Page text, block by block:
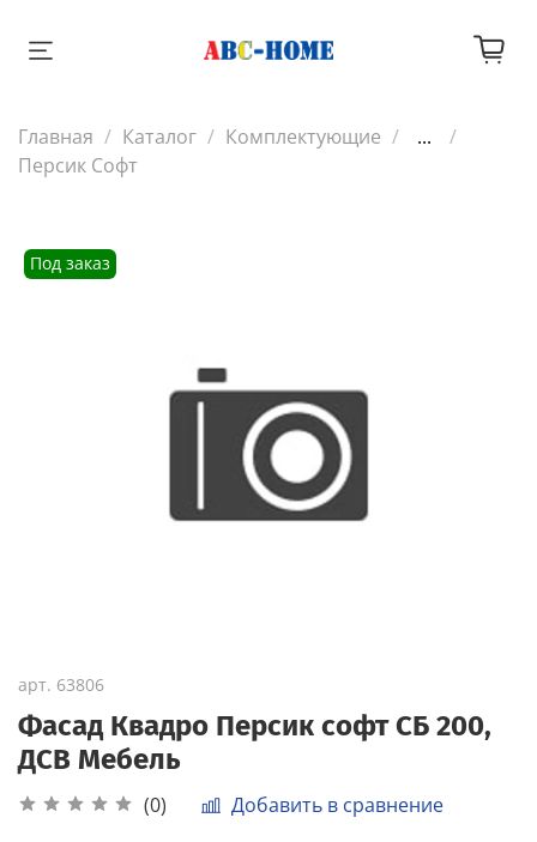
Главная Каталог Комплектующие
...
Персик Софт
Под заказ
арт. 63806
Фасад Квадро Персик софт СБ 200,
ДСВ Мебель
(0) Добавить в сравнение